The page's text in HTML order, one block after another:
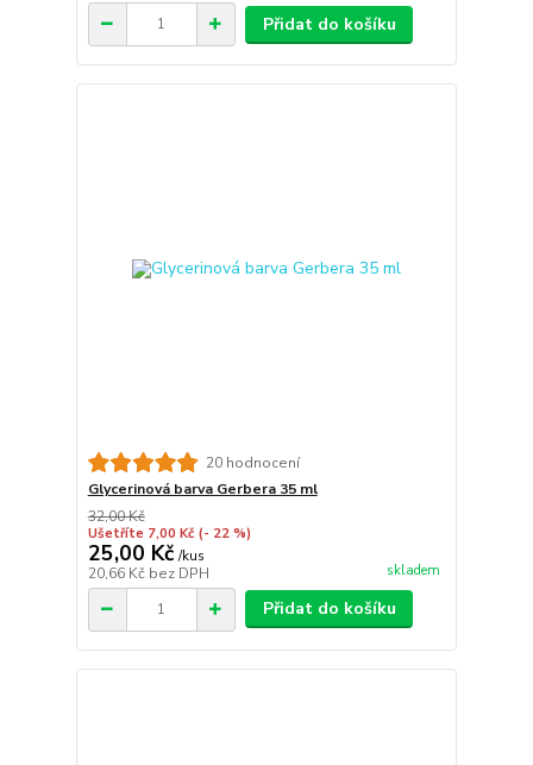
Přidat do košíku
20 hodnocení
Glycerinová barva Gerbera 35 ml
32,00 Kč
Ušetříte 7,00 Kč (- 22 %)
25,00 Kč /kus
20,66 Kč bez DPH skladem
Přidat do košíku